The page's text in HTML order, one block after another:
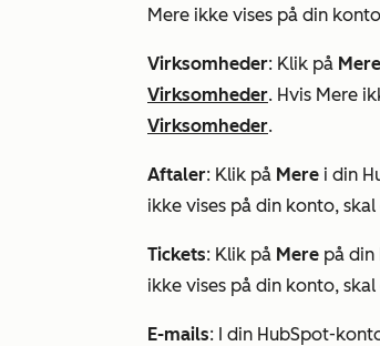
Mere ikke vises på din
Virksomheder: Klik på Mere
Virksomheder. Hvis Mere
Virksomheder.
Aftaler: Klik på Mere i din
ikke vises på din konto,
Tickets: Klik på Mere på
ikke vises på din konto,
E-mails: I din HubSpot-